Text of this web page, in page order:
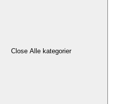
Close Alle kategorier